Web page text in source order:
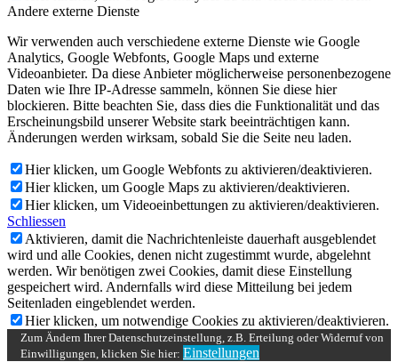
Andere externe Dienste
Wir verwenden auch verschiedene externe Dienste wie Google
Analytics, Google Webfonts, Google Maps und externe
Videoanbieter. Da diese Anbieter möglicherweise personenbezogene
Daten wie Ihre IP-Adresse sammeln, können Sie diese hier
blockieren. Bitte beachten Sie, dass dies die Funktionalität und das
Erscheinungsbild unserer Website stark beeinträchtigen kann.
Änderungen werden wirksam, sobald Sie die Seite neu laden.
Hier klicken, um Google Webfonts zu aktivieren/deaktivieren.
Hier klicken, um Google Maps zu aktivieren/deaktivieren.
Hier klicken, um Videoeinbettungen zu aktivieren/deaktivieren.
Schliessen
Aktivieren, damit die Nachrichtenleiste dauerhaft ausgeblendet
wird und alle Cookies, denen nicht zugestimmt wurde, abgelehnt
werden. Wir benötigen zwei Cookies, damit diese Einstellung
gespeichert wird. Andernfalls wird diese Mitteilung bei jedem
Seitenladen eingeblendet werden.
Hier klicken, um notwendige Cookies zu aktivieren/deaktivieren.
Zum Ändern Ihrer Datenschutzeinstellung, z.B. Erteilung oder Widerruf von
Einwilligungen, klicken Sie hier: Einstellungen